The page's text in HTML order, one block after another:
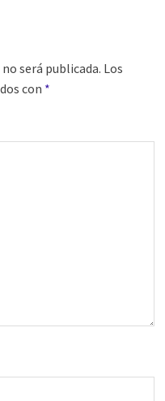
será publicada. Los
con *